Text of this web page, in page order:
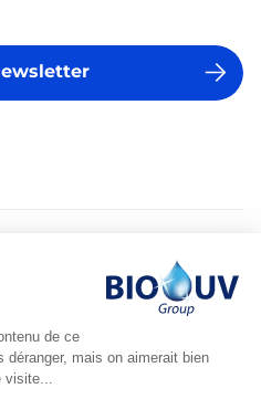
de ce
mais on aimerait bien